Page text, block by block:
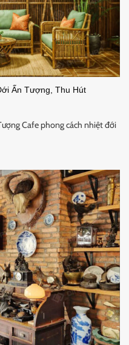
Ấn Tượng, Thu Hút
Cafe phong cách nhiệt đới